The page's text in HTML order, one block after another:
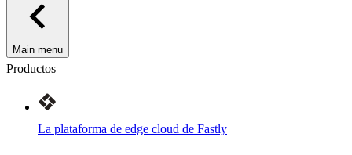
Main menu
Productos
La plataforma de edge cloud de Fastly